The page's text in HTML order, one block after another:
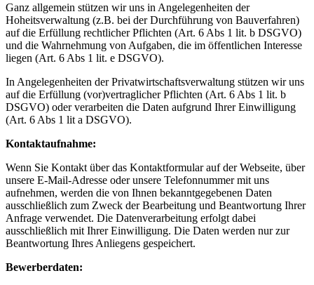
Ganz allgemein stützen wir uns in Angelegenheiten der
Hoheitsverwaltung (z.B. bei der Durchführung von Bauverfahren)
auf die Erfüllung rechtlicher Pflichten (Art. 6 Abs 1 lit. b DSGVO)
und die Wahrnehmung von Aufgaben, die im öffentlichen Interesse
liegen (Art. 6 Abs 1 lit. e DSGVO).
In Angelegenheiten der Privatwirtschaftsverwaltung stützen wir uns
auf die Erfüllung (vor)vertraglicher Pflichten (Art. 6 Abs 1 lit. b
DSGVO) oder verarbeiten die Daten aufgrund Ihrer Einwilligung
(Art. 6 Abs 1 lit a DSGVO).
Kontaktaufnahme:
Wenn Sie Kontakt über das Kontaktformular auf der Webseite, über
unsere E-Mail-Adresse oder unsere Telefonnummer mit uns
aufnehmen, werden die von Ihnen bekanntgegebenen Daten
ausschließlich zum Zweck der Bearbeitung und Beantwortung Ihrer
Anfrage verwendet. Die Datenverarbeitung erfolgt dabei
ausschließlich mit Ihrer Einwilligung. Die Daten werden nur zur
Beantwortung Ihres Anliegens gespeichert.
Bewerberdaten: